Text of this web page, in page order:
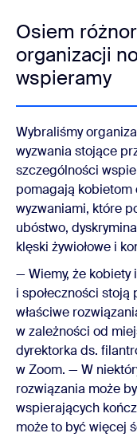
Osiem
organizacji
wspieramy
Wybraliśmy
wyzwania stojące
szczególności
pomagają kobietom
wyzwaniami, które
ubóstwo,
klęski żywiołowe i
— Wiemy, że
i społeczności
właściwe
w zależności od
dyrektorka ds.
w Zoom. — W
rozwiązania może
wspierających
może to być więcej